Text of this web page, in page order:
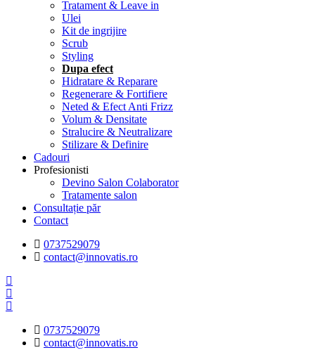
Tratament & Leave in
Ulei
Kit de ingrijire
Scrub
Styling
Dupa efect
Hidratare & Reparare
Regenerare & Fortifiere
Neted & Efect Anti Frizz
Volum & Densitate
Stralucire & Neutralizare
Stilizare & Definire
Cadouri
Profesionisti
Devino Salon Colaborator
Tratamente salon
Consultație păr
Contact
0737529079
contact@innovatis.ro
0737529079
contact@innovatis.ro